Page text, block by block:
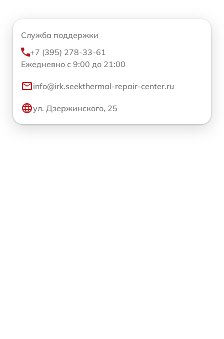
Служба поддержки
+7 (395) 278-33-61
Ежедневно с 9:00 до 21:00
info@irk.seekthermal-repair-center.ru
ул. Дзержинского, 25